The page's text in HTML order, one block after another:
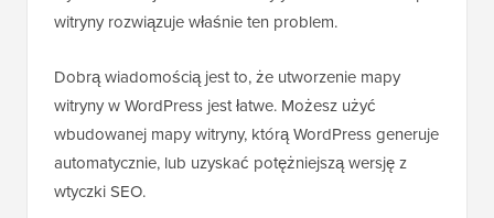
witryny rozwiązuje właśnie ten problem.
Dobrą wiadomością jest to, że utworzenie mapy
witryny w WordPress jest łatwe. Możesz użyć
wbudowanej mapy witryny, którą WordPress generuje
automatycznie, lub uzyskać potężniejszą wersję z
wtyczki SEO.